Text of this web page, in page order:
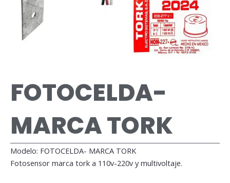
FOTOCELDA-
MARCA TORK
Modelo: FOTOCELDA- MARCA TORK
Fotosensor marca tork a 110v-220v y multivoltaje.